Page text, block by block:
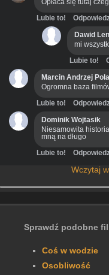
Opłaca się tutaj
Lubie to!
Dawid
mi
Lubie to!
Marcin Andrzej
Ogromna baza
Lubie to!
Dominik Wojtasik
Niesamowita
mną na długo
Lubie to!
Wczytaj
Sprawdź podobne
Coś w wodzie
Osobliwość